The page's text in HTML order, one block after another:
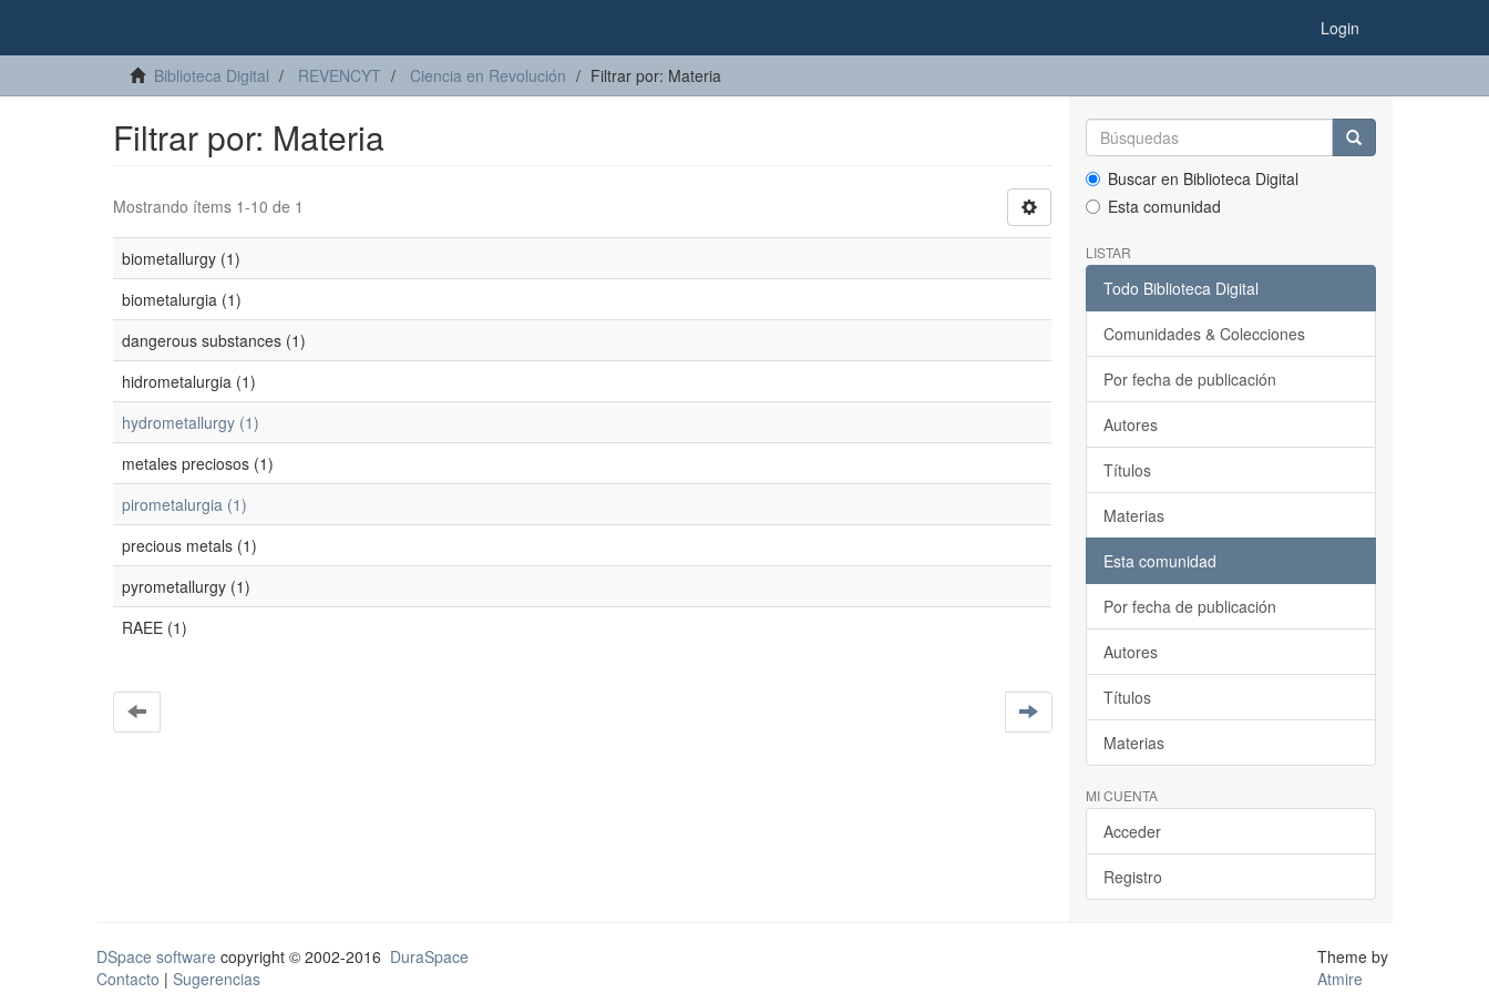
Login
Biblioteca Digital REVENCYT Ciencia en Revolución Filtrar por: Materia
Filtrar por: Materia
Mostrando ítems 1-10 de 1
biometallurgy (1)
biometalurgia (1)
dangerous substances (1)
hidrometalurgia (1)
hydrometallurgy (1)
metales preciosos (1)
pirometalurgia (1)
precious metals (1)
pyrometallurgy (1)
RAEE (1)
Buscar en Biblioteca Digital
Esta comunidad
LISTAR
Todo Biblioteca Digital
Comunidades & Colecciones
Por fecha de publicación
Autores
Títulos
Materias
Esta comunidad
Por fecha de publicación
Autores
Títulos
Materias
MI CUENTA
Acceder
Registro
DSpace software copyright © 2002-2016 DuraSpace
Contacto | Sugerencias
Theme by
Atmire